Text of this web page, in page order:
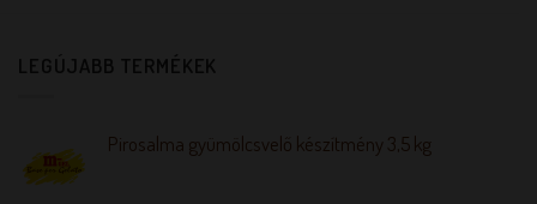
LEGÚJABB TERMÉKEK
Pirosalma gyümölcsvelő készítmény 3,5 kg